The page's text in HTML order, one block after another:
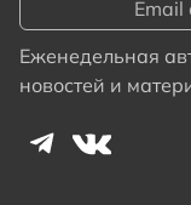
Еженедельная
новостей и